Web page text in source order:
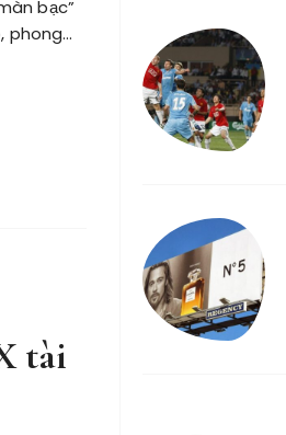
bạc”
phong…
tài